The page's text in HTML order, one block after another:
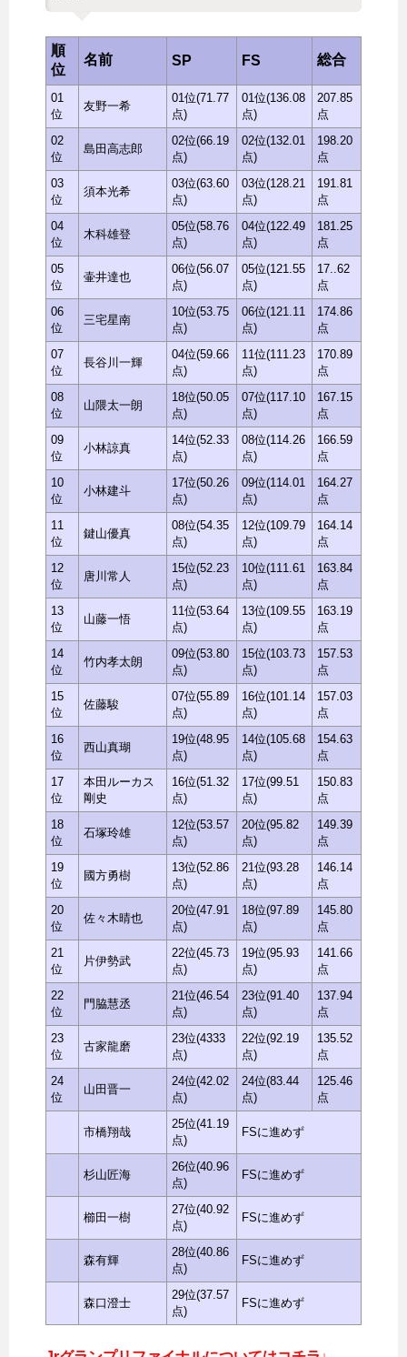
順
位
名前 SP FS 総合
01
位
友野一希
01位(71.77
点)
01位(136.08
点)
207.85
点
02
位
島田高志郎
02位(66.19
点)
02位(132.01
点)
198.20
点
03
位
須本光希
03位(63.60
点)
03位(128.21
点)
191.81
点
04
位
木科雄登
05位(58.76
点)
04位(122.49
点)
181.25
点
05
位
壷井達也
06位(56.07
点)
05位(121.55
点)
17..62
点
06
位
三宅星南
10位(53.75
点)
06位(121.11
点)
174.86
点
07
位
長谷川一輝
04位(59.66
点)
11位(111.23
点)
170.89
点
08
位
山隈太一朗
18位(50.05
点)
07位(117.10
点)
167.15
点
09
位
小林諒真
14位(52.33
点)
08位(114.26
点)
166.59
点
10
位
小林建斗
17位(50.26
点)
09位(114.01
点)
164.27
点
11
位
鍵山優真
08位(54.35
点)
12位(109.79
点)
164.14
点
12
位
唐川常人
15位(52.23
点)
10位(111.61
点)
163.84
点
13
位
山藤一悟
11位(53.64
点)
13位(109.55
点)
163.19
点
14
位
竹内孝太朗
09位(53.80
点)
15位(103.73
点)
157.53
点
15
位
佐藤駿
07位(55.89
点)
16位(101.14
点)
157.03
点
16
位
西山真瑚
19位(48.95
点)
14位(105.68
点)
154.63
点
17
位
本田ルーカス
剛史
16位(51.32
点)
17位(99.51
点)
150.83
点
18
位
石塚玲雄
12位(53.57
点)
20位(95.82
点)
149.39
点
19
位
國方勇樹
13位(52.86
点)
21位(93.28
点)
146.14
点
20
位
佐々木晴也
20位(47.91
点)
18位(97.89
点)
145.80
点
21
位
片伊勢武
22位(45.73
点)
19位(95.93
点)
141.66
点
22
位
門脇慧丞
21位(46.54
点)
23位(91.40
点)
137.94
点
23
位
古家龍磨
23位(4333
点)
22位(92.19
点)
135.52
点
24
位
山田晋一
24位(42.02
点)
24位(83.44
点)
125.46
点
市橋翔哉
25位(41.19
点)
FSに進めず
杉山匠海
26位(40.96
点)
FSに進めず
櫛田一樹
27位(40.92
点)
FSに進めず
森有輝
28位(40.86
点)
FSに進めず
森口澄士
29位(37.57
点)
FSに進めず